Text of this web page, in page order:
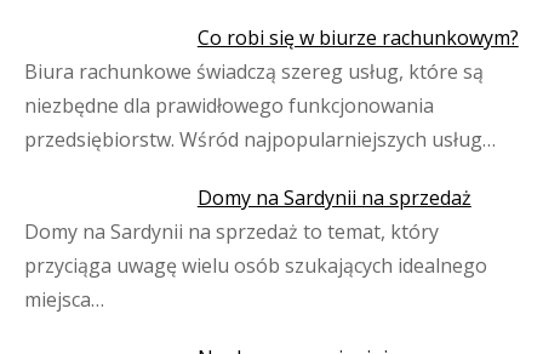
Co robi się w biurze rachunkowym?
Biura rachunkowe świadczą szereg usług, które są
niezbędne dla prawidłowego funkcjonowania
przedsiębiorstw. Wśród najpopularniejszych usług…
Domy na Sardynii na sprzedaż
Domy na Sardynii na sprzedaż to temat, który
przyciąga uwagę wielu osób szukających idealnego
miejsca…